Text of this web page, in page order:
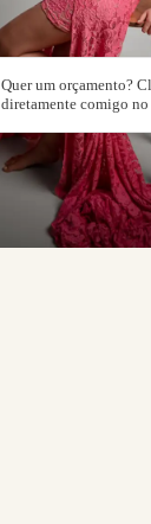
Quer um orçamento?
diretamente comigo no